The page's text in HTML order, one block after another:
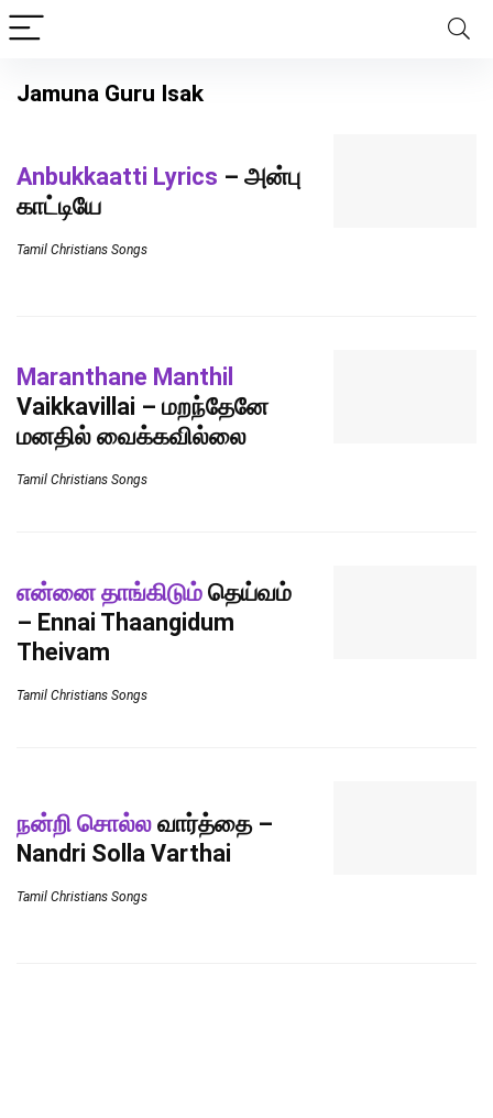
Jamuna Guru Isak
Anbukkaatti Lyrics – அன்பு
காட்டியே
Tamil Christians Songs
Maranthane Manthil
Vaikkavillai – மறந்தேனே
மனதில் வைக்கவில்லை
Tamil Christians Songs
என்னை தாங்கிடும் தெய்வம்
– Ennai Thaangidum
Theivam
Tamil Christians Songs
நன்றி சொல்ல வார்த்தை –
Nandri Solla Varthai
Tamil Christians Songs